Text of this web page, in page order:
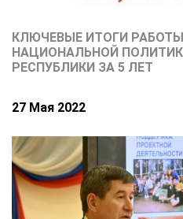
КЛЮЧЕВЫЕ ИТОГИ
НАЦИОНАЛЬНОЙ
РЕСПУБЛИКИ ЗА 5 ЛЕТ
27 Мая 2022